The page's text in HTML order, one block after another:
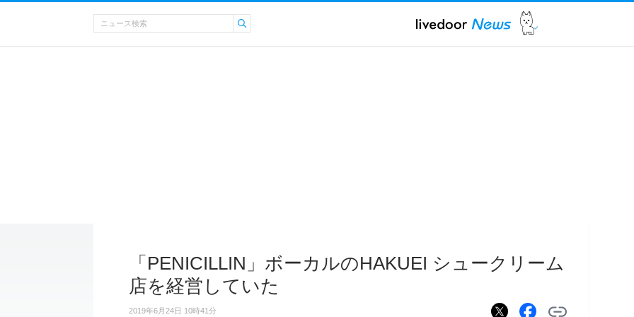
「PENICILLIN」ボーカルのHAKUEI シュークリーム
店を経営していた
2019年6月24日 10時41分